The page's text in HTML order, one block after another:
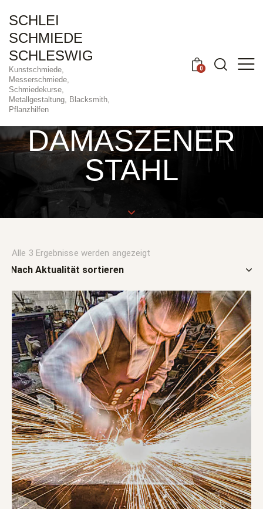
SCHLEI
SCHMIEDE
SCHLESWIG
Kunstschmiede,
Messerschmiede,
Schmiedekurse,
Metallgestaltung, Blacksmith,
Pflanzhilfen
0
DAMASZENER
STAHL
Alle 3 Ergebnisse werden angezeigt